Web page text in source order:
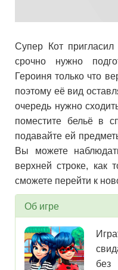
Супер Кот
срочно нужно
Героиня только что
поэтому её вид
очередь нужно
поместите бельё в
подавайте ей
Вы можете
верхней строке, как
сможете перейти к
Об игре
без